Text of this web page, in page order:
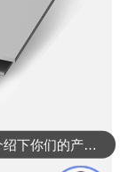
可以介绍下你们的产品么